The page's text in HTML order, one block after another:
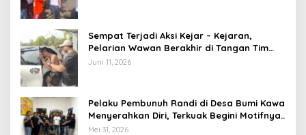
Sempat Terjadi Aksi Kejar – Kejaran,
Pelarian Wawan Berakhir di Tangan Tim
Opsnal Polsek Lubuk Batang, Kaki
Juni 11, 2026
Pelaku Pembunuh Randi di Desa Bumi Kawa
Menyerahkan Diri, Terkuak Begini Motifnya..
Mei 31, 2026